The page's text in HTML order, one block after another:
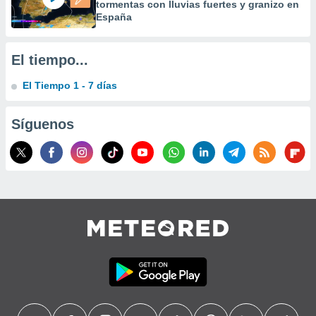
tormentas con lluvias fuertes y granizo en
España
El tiempo...
El Tiempo 1 - 7 días
Síguenos